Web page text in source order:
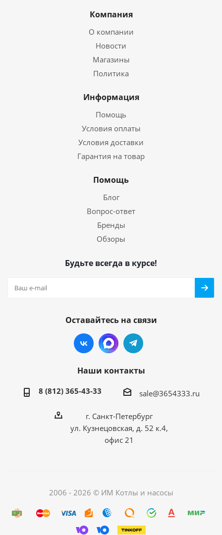
Компания
О компании
Новости
Магазины
Политика
Информация
Помощь
Условия оплаты
Условия доставки
Гарантия на товар
Помощь
Блог
Вопрос-ответ
Бренды
Обзоры
Будьте всегда в курсе!
Оставайтесь на связи
Наши контакты
8 (812) 365-43-33 sale@3654333.ru
г. Санкт-Петербург
ул. Кузнецовская, д. 52 к.4,
офис 21
2006 - 2026 © ИМ Котлы и насосы